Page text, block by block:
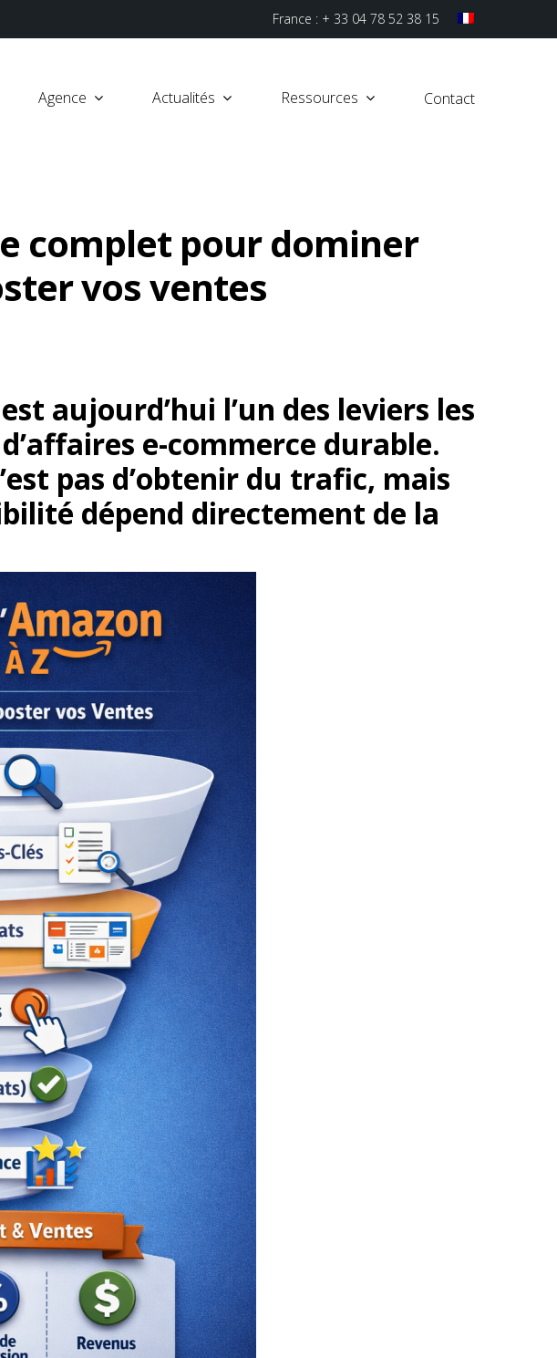
France : + 33 04 78 52 38 15
Agence Actualités Ressources Contact
complet pour dominer
vos ventes
aujourd’hui l’un des leviers les
e-commerce durable.
pas d’obtenir du trafic, mais
dépend directement de la